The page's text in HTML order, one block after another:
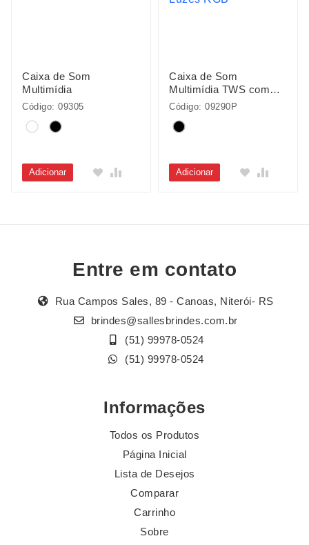
Caixa de Som
Multimídia
Código: 09305
Adicionar
Caixa de Som
Multimídia TWS com
Luzes RGB
Código: 09290P
Adicionar
Entre em contato
Rua Campos Sales, 89 - Canoas, Niterói- RS
brindes@sallesbrindes.com.br
(51) 99978-0524
(51) 99978-0524
Informações
Todos os Produtos
Página Inicial
Lista de Desejos
Comparar
Carrinho
Sobre